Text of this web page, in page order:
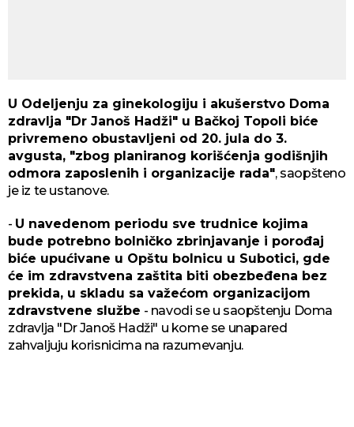
U Odeljenju za ginekologiju i akušerstvo Doma
zdravlja "Dr Janoš Hadži" u Bačkoj Topoli biće
privremeno obustavljeni od 20. jula do 3.
avgusta, "zbog planiranog korišćenja godišnjih
odmora zaposlenih i organizacije rada", saopšteno
je iz te ustanove.
- U navedenom periodu sve trudnice kojima
bude potrebno bolničko zbrinjavanje i porođaj
biće upućivane u Opštu bolnicu u Subotici, gde
će im zdravstvena zaštita biti obezbeđena bez
prekida, u skladu sa važećom organizacijom
zdravstvene službe - navodi se u saopštenju Doma
zdravlja "Dr Janoš Hadži" u kome se unapared
zahvaljuju korisnicima na razumevanju.